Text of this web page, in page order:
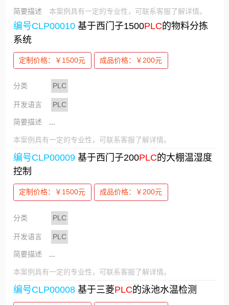
简要描述 本案例具有一定的专业性，可联系客服了解详情。
编号CLP00010 基于西门子1500PLC的物料分拣
系统
定制价格：￥1500元 成品价格：￥200元
分类 PLC
开发语言 PLC
简要描述
本案例具有一定的专业性，可联系客服了解详情。
编号CLP00009 基于西门子200PLC的大棚温湿度
控制
定制价格：￥1500元 成品价格：￥200元
分类 PLC
开发语言 PLC
简要描述
本案例具有一定的专业性，可联系客服了解详情。
编号CLP00008 基于三菱PLC的泳池水温检测